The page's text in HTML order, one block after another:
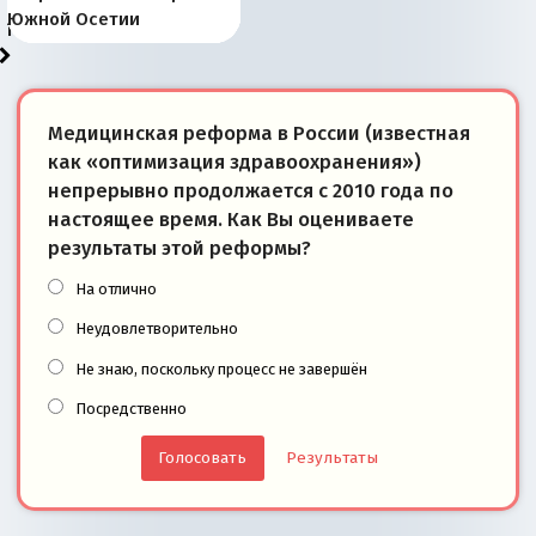
победители
«переобувании» хозяев
суверенной экономике
Анкориджа
внутренней политике
отношениям с Россией?
Южной Осетии
Медицинская реформа в России (известная
как «оптимизация здравоохранения»)
непрерывно продолжается с 2010 года по
настоящее время. Как Вы оцениваете
результаты этой реформы?
На отлично
Неудовлетворительно
Не знаю, поскольку процесс не завершён
Посредственно
Результаты